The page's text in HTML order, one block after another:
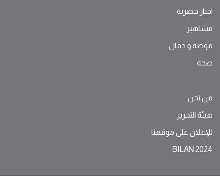
اخبار حصرية
مشاهير
موضة ‫و‬ ‫‬‫جمال‬
صحة
من نحن
هيئة التحرير
للإعلان على موقعنا
BILAN 2024